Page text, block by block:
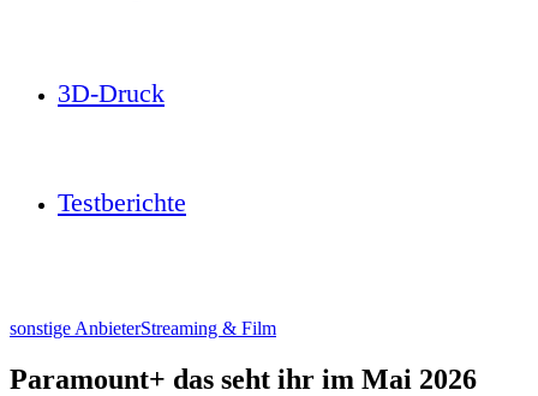
3D-Druck
Testberichte
sonstige AnbieterStreaming & Film
Paramount+ das seht ihr im Mai 2026